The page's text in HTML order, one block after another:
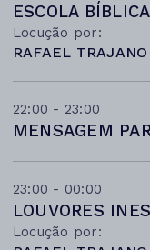
ESCOLA
Locução por:
RAFAEL TRAJANO
22:00 - 23:00
MENSAGEM
23:00 - 00:00
LOUVORES
Locução por: